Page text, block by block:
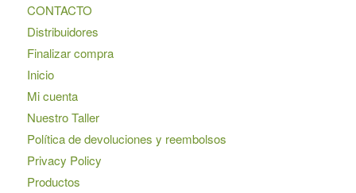
CONTACTO
Distribuidores
Finalizar compra
Inicio
Mi cuenta
Nuestro Taller
Política de devoluciones y reembolsos
Privacy Policy
Productos